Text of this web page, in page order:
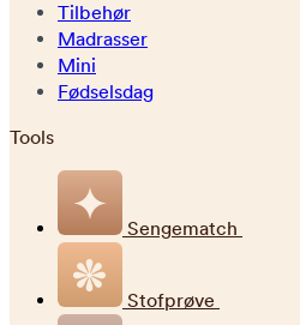
Tilbehør
Madrasser
Mini
Fødselsdag
Tools
Sengematch
Stofprøve